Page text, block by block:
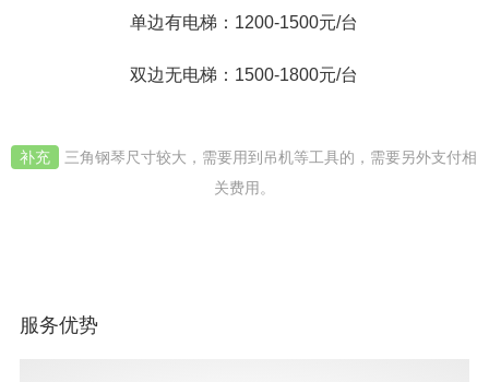
单边有电梯：1200-1500元/台
双边无电梯：1500-1800元/台
补充
三角钢琴尺寸较大，需要用到吊机等工具的，需要另外支付相
关费用。
服务优势